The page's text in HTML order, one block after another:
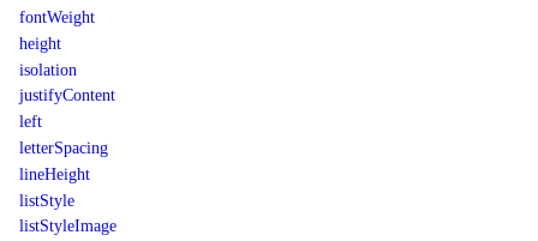
fontWeight
height
isolation
justifyContent
left
letterSpacing
lineHeight
listStyle
listStyleImage